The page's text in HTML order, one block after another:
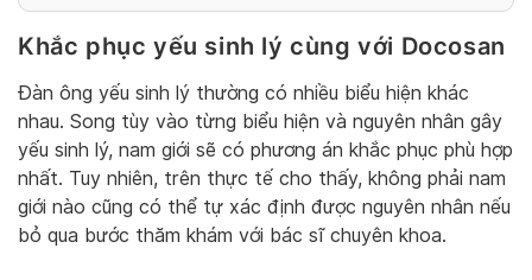
Khắc phục yếu sinh lý cùng với Docosan
Đàn ông yếu sinh lý thường có nhiều biểu hiện khác
nhau. Song tùy vào từng biểu hiện và nguyên nhân gây
yếu sinh lý, nam giới sẽ có phương án khắc phục phù hợp
nhất. Tuy nhiên, trên thực tế cho thấy, không phải nam
giới nào cũng có thể tự xác định được nguyên nhân nếu
bỏ qua bước thăm khám với bác sĩ chuyên khoa.